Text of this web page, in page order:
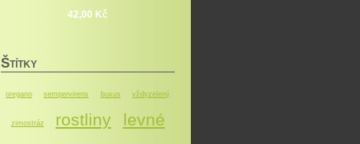
42,00 Kč
ŠTÍTKY
oregano sempervirens buxus vždyzelený
zimostráz rostliny levné